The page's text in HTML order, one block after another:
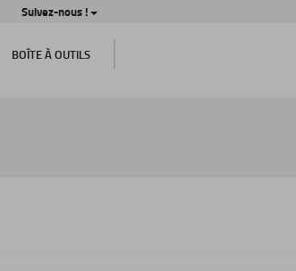
Suivez-nous !
BOÎTE À OUTILS